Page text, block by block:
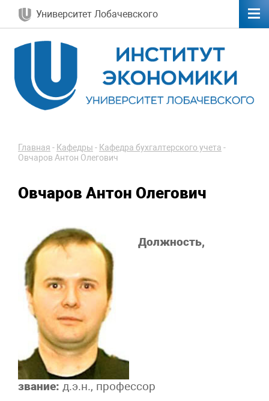
Университет Лобачевского
Главная - Кафедры - Кафедра бухгалтерского учета -
Овчаров Антон Олегович
Овчаров Антон Олегович
Должность,
звание: д.э.н., профессор